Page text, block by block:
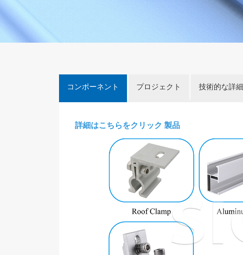
コンポーネント プロジェクト 技術的な詳細
詳細はこちらをクリック 製品